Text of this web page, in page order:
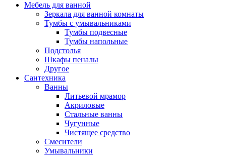
Мебель для ванной
Зеркала для ванной комнаты
Тумбы с умывальниками
Тумбы подвесные
Тумбы напольные
Подстолья
Шкафы пеналы
Другое
Сантехника
Ванны
Литьевой мрамор
Акриловые
Стальные ванны
Чугунные
Чистящее средство
Смесители
Умывальники